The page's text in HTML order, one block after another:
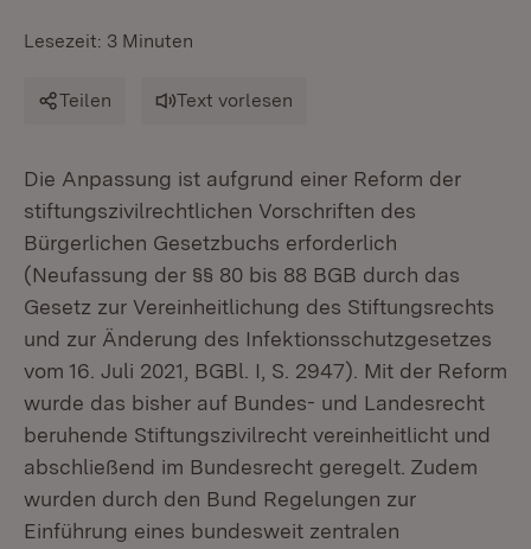
Lesezeit: 3 Minuten
Teilen Text vorlesen
Die Anpassung ist aufgrund einer Reform der
stiftungszivilrechtlichen Vorschriften des
Bürgerlichen Gesetzbuchs erforderlich
(Neufassung der §§ 80 bis 88 BGB durch das
Gesetz zur Vereinheitlichung des Stiftungsrechts
und zur Änderung des Infektionsschutzgesetzes
vom 16. Juli 2021, BGBl. I, S. 2947). Mit der Reform
wurde das bisher auf Bundes- und Landesrecht
beruhende Stiftungszivilrecht vereinheitlicht und
abschließend im Bundesrecht geregelt. Zudem
wurden durch den Bund Regelungen zur
Einführung eines bundesweit zentralen